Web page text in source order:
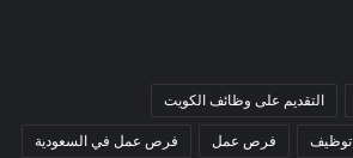
التقديم على وظائف الكويت
توظيف فرص عمل فرص عمل في السعودية